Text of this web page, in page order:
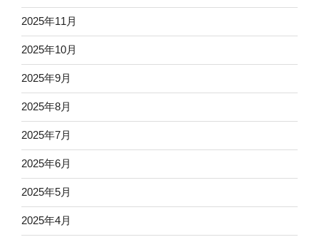
2025年11月
2025年10月
2025年9月
2025年8月
2025年7月
2025年6月
2025年5月
2025年4月